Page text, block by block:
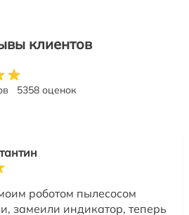
клиентов
5358 оценок
роботом пылесосом
замеили индикатор, теперь